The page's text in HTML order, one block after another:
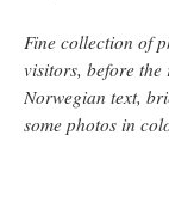
Fine collection of
visitors, before
Norwegian text,
some photos in